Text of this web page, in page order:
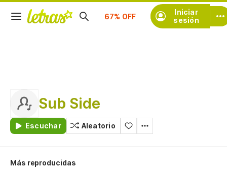
Iniciar
sesión
Suscríbete
Sub Side
Escuchar Aleatorio
Más reproducidas